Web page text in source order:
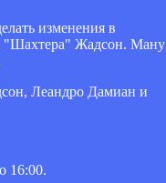
изменения в
"Шахтера" Жадсон. Ману
Леандро Дамиан и
16:00.